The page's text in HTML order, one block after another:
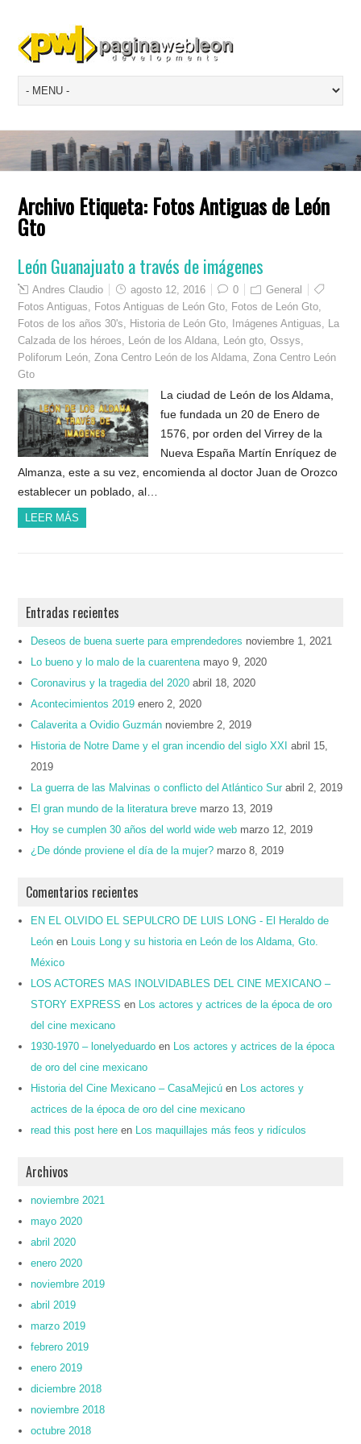
Archivo Etiqueta: Fotos Antiguas de León
Gto
León Guanajuato a través de imágenes
Andres Claudio agosto 12, 2016 0
General
Fotos Antiguas
Fotos Antiguas de León Gto Fotos de León Gto
Fotos de los años 30's
Historia de León Gto Imágenes Antiguas
La
Calzada de los héroes
León de los Aldana León gto ,Ossys
Poliforum León Zona Centro León de los Aldama Zona Centro León
Gto
La ciudad de León de los Aldama,
fue fundada un 20 de Enero de
1576, por orden del Virrey de la
Nueva España Martín Enríquez de
Almanza, este a su vez, encomienda al doctor Juan de Orozco
establecer un poblado, al…
LEER MÁS
Entradas recientes
Deseos de buena suerte para emprendedores noviembre 1, 2021
Lo bueno y lo malo de la cuarentena mayo 9, 2020
Coronavirus y la tragedia del 2020 abril 18, 2020
Acontecimientos 2019 enero 2, 2020
Calaverita a Ovidio Guzmán noviembre 2, 2019
Historia de Notre Dame y el gran incendio del siglo XXI
abril 15,
2019
La guerra de las Malvinas o conflicto del Atlántico Sur abril 2, 2019
El gran mundo de la literatura breve marzo 13, 2019
Hoy se cumplen 30 años del world wide web marzo 12, 2019
¿De dónde proviene el día de la mujer? marzo 8, 2019
Comentarios recientes
EN EL OLVIDO EL SEPULCRO DE LUIS LONG - El Heraldo de
León en
Louis Long y su historia en León de los Aldama, Gto.
México
LOS ACTORES MAS INOLVIDABLES DEL CINE MEXICANO –
STORY EXPRESS en
Los actores y actrices de la época de oro
del cine mexicano
1930-1970 – lonelyeduardo en
Los actores y actrices de la época
de oro del cine mexicano
Historia del Cine Mexicano – CasaMejicú en
Los actores y
actrices de la época de oro del cine mexicano
read this post here en Los maquillajes más feos y ridículos
Archivos
noviembre 2021
mayo 2020
abril 2020
enero 2020
noviembre 2019
abril 2019
marzo 2019
febrero 2019
enero 2019
diciembre 2018
noviembre 2018
octubre 2018